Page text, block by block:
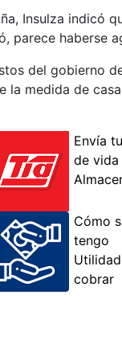
Insulza indicó
parece haberse
del gobierno
la medida de